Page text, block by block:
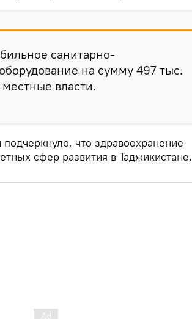
санитарно-
на сумму 497 тыс.
власти.
что здравоохранение
сфер развития в Таджикистане.